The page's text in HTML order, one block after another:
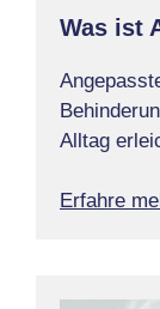
Was ist
Alltag
Erfahre